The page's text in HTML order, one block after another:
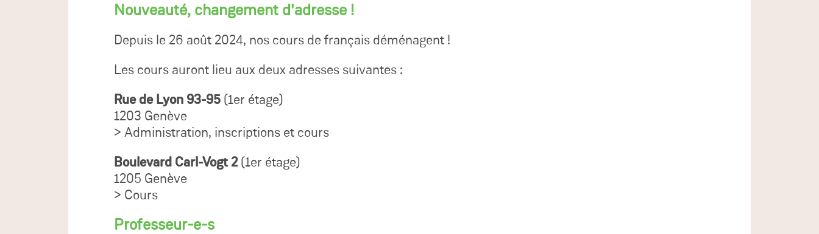
Nouveauté, changement d'adresse !
Depuis le 26 août 2024, nos cours de français déménagent !
Les cours auront lieu aux deux adresses suivantes :
Rue de Lyon 93-95 (1er étage)
1203 Genève
> Administration, inscriptions et cours
Boulevard Carl-Vogt 2(1er étage)
1205 Genève
> Cours
Professeur-e-s